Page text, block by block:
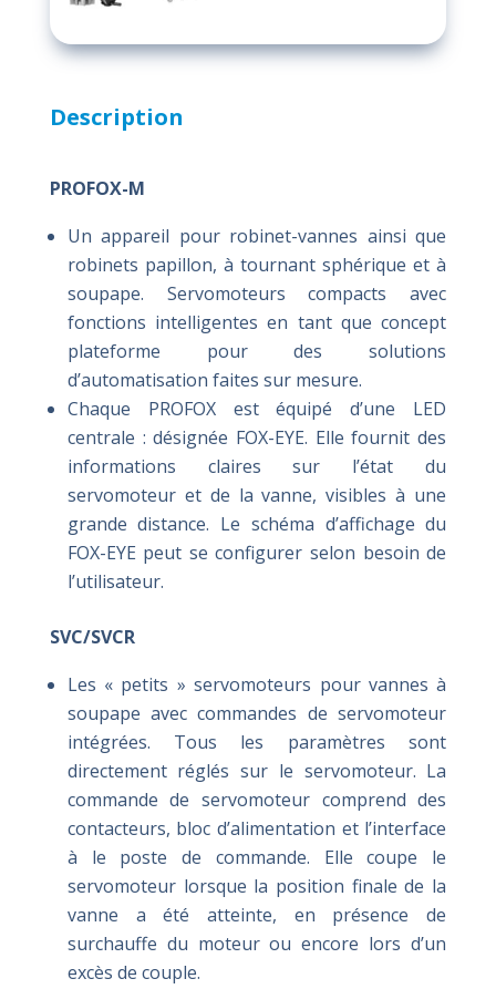
Description
PROFOX-M
Un appareil pour robinet-vannes ainsi que
robinets papillon, à tournant sphérique et à
soupape. Servomoteurs compacts avec
fonctions intelligentes en tant que concept
plateforme pour des solutions
d’automatisation faites sur mesure.
Chaque PROFOX est équipé d’une LED
centrale : désignée FOX-EYE. Elle fournit des
informations claires sur l’état du
servomoteur et de la vanne, visibles à une
grande distance. Le schéma d’affichage du
FOX-EYE peut se configurer selon besoin de
l’utilisateur.
SVC/SVCR
Les « petits » servomoteurs pour vannes à
soupape avec commandes de servomoteur
intégrées. Tous les paramètres sont
directement réglés sur le servomoteur. La
commande de servomoteur comprend des
contacteurs, bloc d’alimentation et l’interface
à le poste de commande. Elle coupe le
servomoteur lorsque la position finale de la
vanne a été atteinte, en présence de
surchauffe du moteur ou encore lors d’un
excès de couple.